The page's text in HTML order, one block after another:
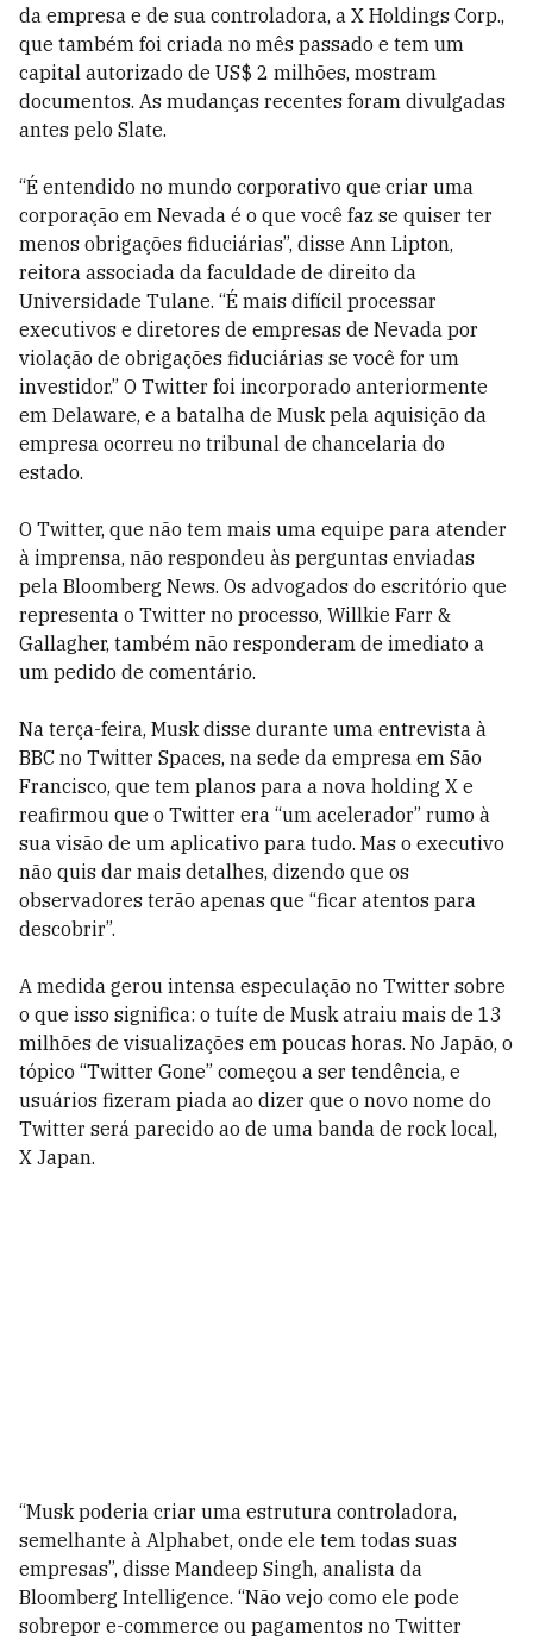
da empresa e de sua controladora, a X Holdings Corp.,
que também foi criada no mês passado e tem um
capital autorizado de US$ 2 milhões, mostram
documentos. As mudanças recentes foram divulgadas
antes pelo Slate.
“É entendido no mundo corporativo que criar uma
corporação em Nevada é o que você faz se quiser ter
menos obrigações fiduciárias”, disse Ann Lipton,
reitora associada da faculdade de direito da
Universidade Tulane. “É mais difícil processar
executivos e diretores de empresas de Nevada por
violação de obrigações fiduciárias se você for um
investidor.” O Twitter foi incorporado anteriormente
em Delaware, e a batalha de Musk pela aquisição da
empresa ocorreu no tribunal de chancelaria do
estado.
O Twitter, que não tem mais uma equipe para atender
à imprensa, não respondeu às perguntas enviadas
pela Bloomberg News. Os advogados do escritório que
representa o Twitter no processo, Willkie Farr &
Gallagher, também não responderam de imediato a
um pedido de comentário.
Na terça-feira, Musk disse durante uma entrevista à
BBC no Twitter Spaces, na sede da empresa em São
Francisco, que tem planos para a nova holding X e
reafirmou que o Twitter era “um acelerador” rumo à
sua visão de um aplicativo para tudo. Mas o executivo
não quis dar mais detalhes, dizendo que os
observadores terão apenas que “ficar atentos para
descobrir”.
A medida gerou intensa especulação no Twitter sobre
o que isso significa: o tuíte de Musk atraiu mais de 13
milhões de visualizações em poucas horas. No Japão, o
tópico “Twitter Gone” começou a ser tendência, e
usuários fizeram piada ao dizer que o novo nome do
Twitter será parecido ao de uma banda de rock local,
X Japan.
“Musk poderia criar uma estrutura controladora,
semelhante à Alphabet, onde ele tem todas suas
empresas”, disse Mandeep Singh, analista da
Bloomberg Intelligence. “Não vejo como ele pode
sobrepor e-commerce ou pagamentos no Twitter